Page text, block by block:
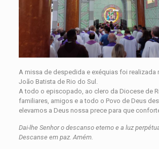
A missa de despedida e exéquias foi realizada
João Batista de Rio do Sul.
A todo o episcopado, ao clero da Diocese de
familiares, amigos e a todo o Povo de Deus
elevamos a Deus nossa prece para que
Dai-lhe Senhor o descanso eterno e a luz
Descanse em paz. Amém.